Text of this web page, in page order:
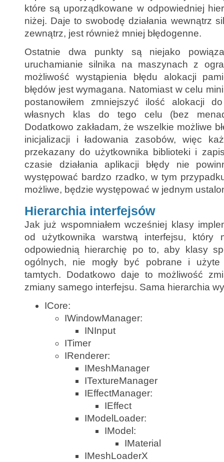
które są uporządkowane w odpowiedniej
niżej. Daje to swobodę działania wewnątrz
zewnątrz, jest również mniej błędogenne.
Ostatnie dwa punkty są niejako
uruchamianie silnika na maszynach z
możliwość wystąpienia błędu alokacji
błędów jest wymagana. Natomiast w celu
postanowiłem zmniejszyć ilość alokacji
własnych klas do tego celu (bez
Dodatkowo zakładam, że wszelkie możliwe
inicjalizacji i ładowania zasobów, więc
przekazany do użytkownika biblioteki i
czasie działania aplikacji błędy nie
występować bardzo rzadko, w tym
możliwe, będzie występować w jednym
Hierarchia interfejsów
Jak już wspomniałem wcześniej klasy
od użytkownika warstwą interfejsu, który
odpowiednią hierarchię po to, aby klasy
ogólnych, nie mogły być pobrane i użyte
tamtych. Dodatkowo daje to możliwość
zmiany samego interfejsu. Sama hierarchia
ICore:
IWindowManager:
INInput
ITimer
IRenderer:
IMeshManager
ITextureManager
IEffectManager:
IEffect
IModelLoader:
IModel:
IMaterial
IMeshLoaderX